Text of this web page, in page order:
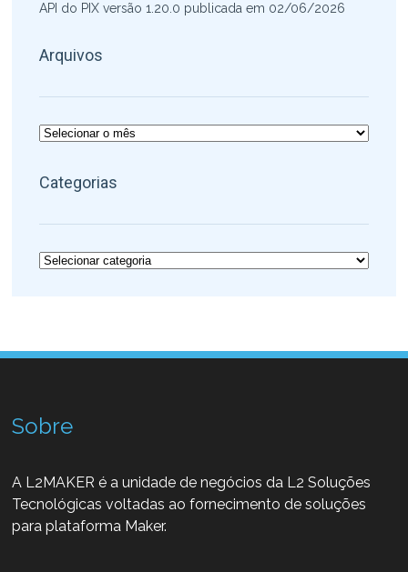
API do PIX versão 1.20.0 publicada em 02/06/2026
Arquivos
Arquivos
Categorias
Categorias
Sobre
A L2MAKER é a unidade de negócios da L2 Soluções
Tecnológicas voltadas ao fornecimento de soluções
para plataforma Maker.